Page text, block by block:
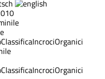
ClassificaIncrociOrganici
ClassificaIncrociOrganici